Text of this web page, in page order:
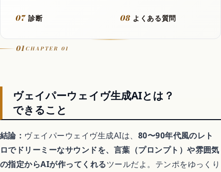
アニメ
07 診断 08 よくある質問
01CHAPTER 01
ヴェイパーウェイヴ生成AIとは？
できること
結論： ヴェイパーウェイヴ生成AIは、 80〜90年代風のレト
ロでドリーミーなサウンドを、言葉（プロンプト）や雰囲気
の指定からAIが作ってくれるツールだよ。テンポをゆっくり